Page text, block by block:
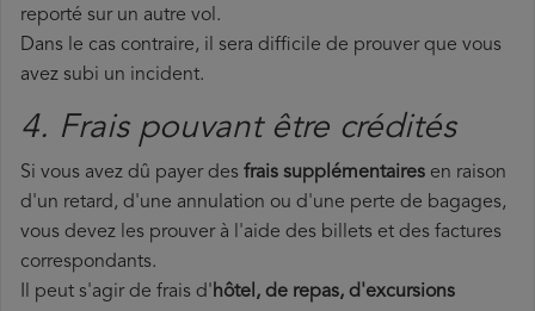
reporté sur un autre vol.
Dans le cas contraire, il sera difficile de prouver que vous
avez subi un incident.
4. Frais pouvant être crédités
Si vous avez dû payer des frais supplémentaires en raison
d'un retard, d'une annulation ou d'une perte de bagages,
vous devez les prouver à l'aide des billets et des factures
correspondants.
Il peut s'agir de frais d'hôtel, de repas, d'excursions